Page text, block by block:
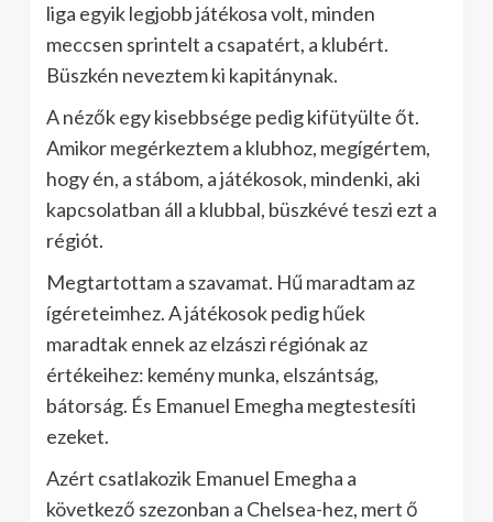
liga egyik legjobb játékosa volt, minden
meccsen sprintelt a csapatért, a klubért.
Büszkén neveztem ki kapitánynak.
A nézők egy kisebbsége pedig kifütyülte őt.
Amikor megérkeztem a klubhoz, megígértem,
hogy én, a stábom, a játékosok, mindenki, aki
kapcsolatban áll a klubbal, büszkévé teszi ezt a
régiót.
Megtartottam a szavamat. Hű maradtam az
ígéreteimhez. A játékosok pedig hűek
maradtak ennek az elzászi régiónak az
értékeihez: kemény munka, elszántság,
bátorság. És Emanuel Emegha megtestesíti
ezeket.
Azért csatlakozik Emanuel Emegha a
következő szezonban a Chelsea-hez, mert ő